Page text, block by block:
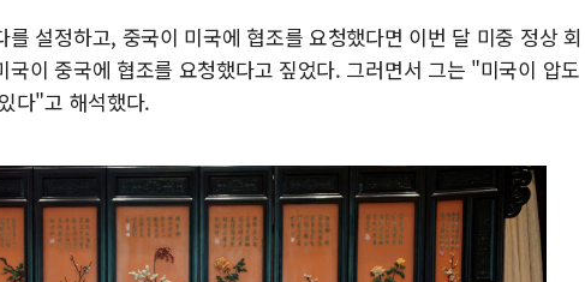
설정하고, 중국이 미국에 협조를 요청했다면 이번 달 미중 정상 회
이 중국에 협조를 요청했다고 짚었다. 그러면서 그는 "미국이 압도
다"고 해석했다.